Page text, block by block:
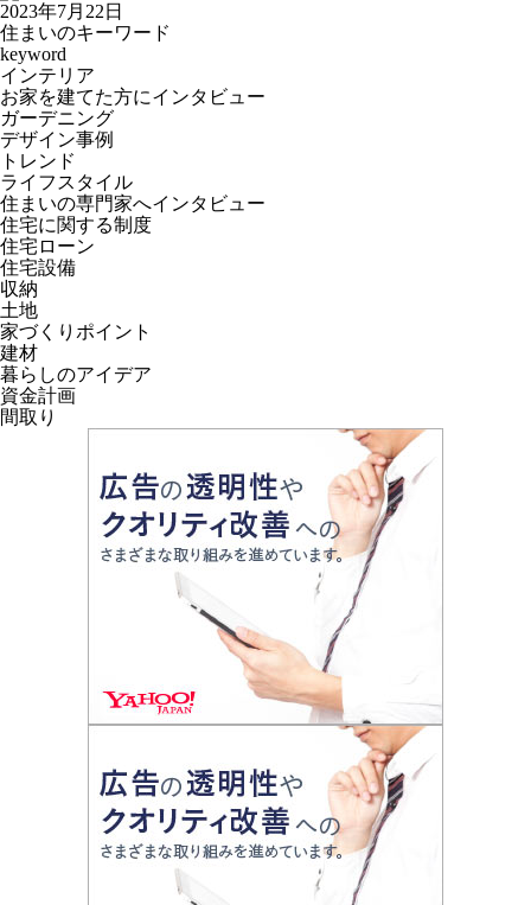
2023年7月22日
住まいのキーワード
keyword
インテリア
お家を建てた方にインタビュー
ガーデニング
デザイン事例
トレンド
ライフスタイル
住まいの専門家へインタビュー
住宅に関する制度
住宅ローン
住宅設備
収納
土地
家づくりポイント
建材
暮らしのアイデア
資金計画
間取り